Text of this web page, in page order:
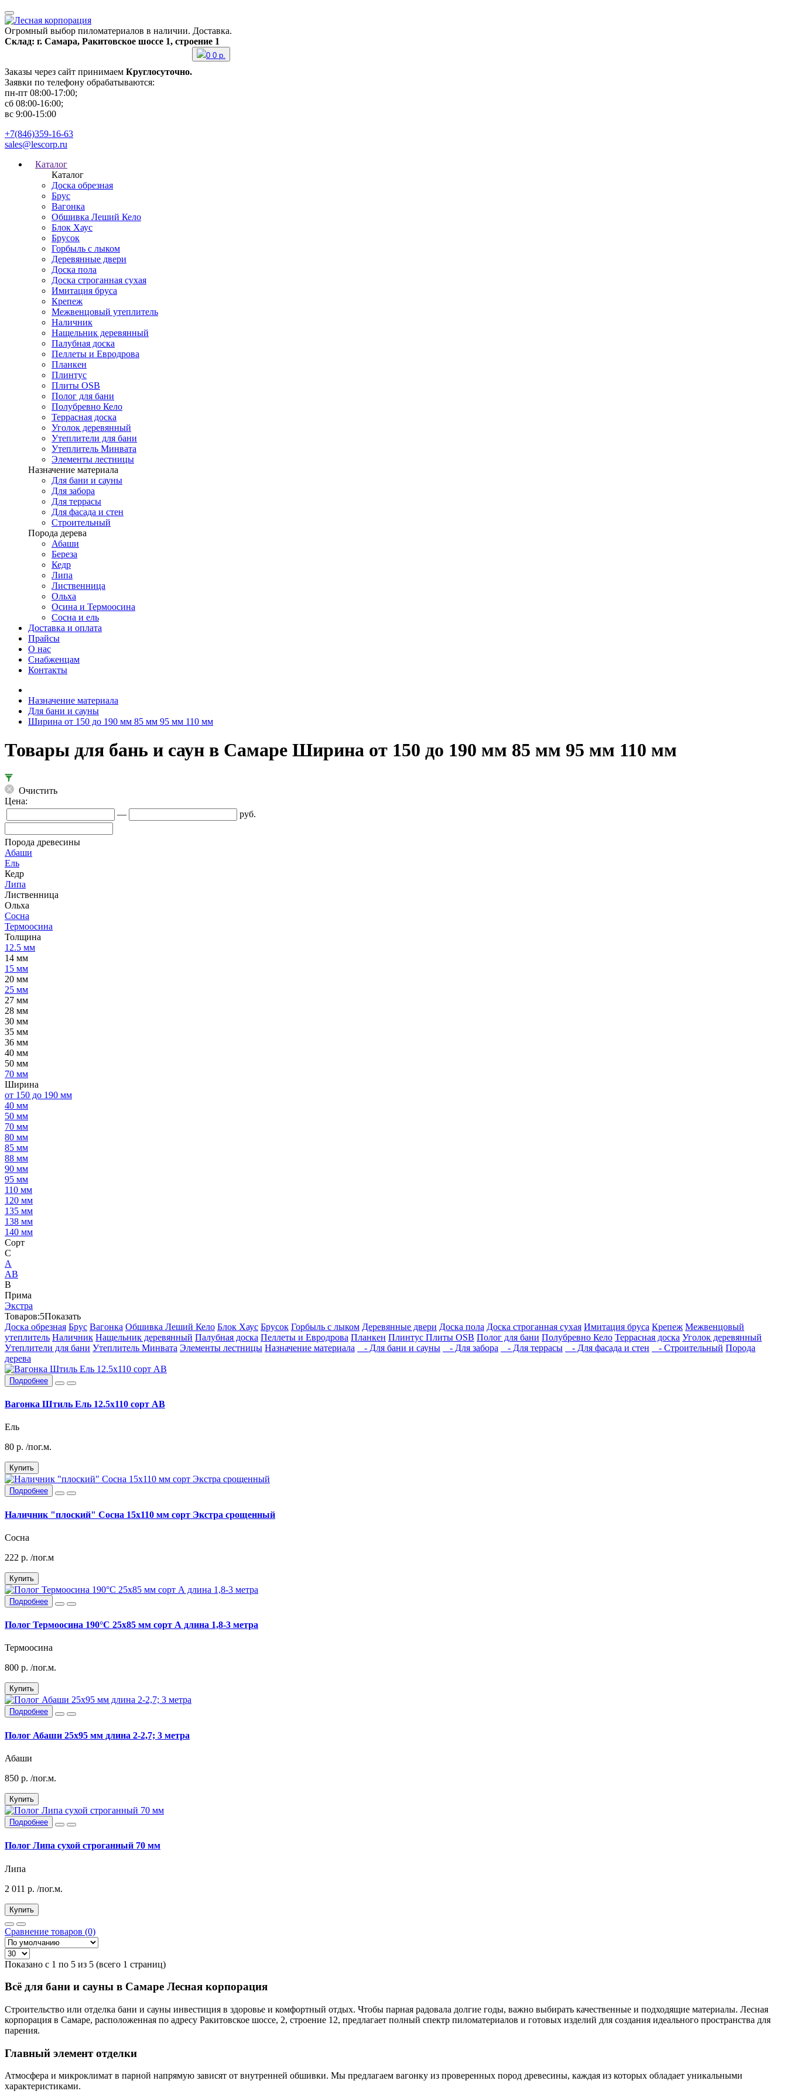
Огромный выбор пиломатериалов в наличии. Доставка.
Склад: г. Самара, Ракитовское шоссе 1, строение 1
Заказы через сайт принимаем Круглосуточно.
Заявки по телефону обрабатываются:
пн-пт 08:00-17:00;
сб 08:00-16:00;
вс 9:00-15:00
0 0 р.
+7(846)359-16-63
sales@lescorp.ru
Каталог
Каталог
Доска обрезная
Брус
Вагонка
Обшивка Леший Кело
Блок Хаус
Брусок
Горбыль с лыком
Деревянные двери
Доска пола
Доска строганная сухая
Имитация бруса
Крепеж
Межвенцовый утеплитель
Наличник
Нащельник деревянный
Палубная доска
Пеллеты и Евродрова
Планкен
Плинтус
Плиты OSB
Полог для бани
Полубревно Кело
Террасная доска
Уголок деревянный
Утеплители для бани
Утеплитель Минвата
Элементы лестницы
Назначение материала
Для бани и сауны
Для забора
Для террасы
Для фасада и стен
Строительный
Порода дерева
Абаши
Береза
Кедр
Липа
Лиственница
Ольха
Осина и Термоосина
Сосна и ель
Доставка и оплата
Прайсы
О нас
Снабженцам
Контакты
Назначение материала
Для бани и сауны
Ширина от 150 до 190 мм 85 мм 95 мм 110 мм
Товары для бань и саун в Самаре Ширина от 150 до 190 мм 85 мм 95 мм 110 мм
Очистить
Цена:
—
руб.
Порода древесины
Абаши
Ель
Кедр
Липа
Лиственница
Ольха
Сосна
Термоосина
Толщина
12.5 мм
14 мм
15 мм
20 мм
25 мм
27 мм
28 мм
30 мм
35 мм
36 мм
40 мм
50 мм
70 мм
Ширина
от 150 до 190 мм
40 мм
50 мм
70 мм
80 мм
85 мм
88 мм
90 мм
95 мм
110 мм
120 мм
135 мм
138 мм
140 мм
Сорт
C
А
АВ
В
Прима
Экстра
Товаров:5Показать
Доска обрезная Брус Вагонка Обшивка Леший Кело Блок Хаус Брусок Горбыль с лыком Деревянные двери Доска пола Доска строганная сухая Имитация бруса Крепеж Межвенцовый
утеплитель Наличник Нащельник деревянный Палубная доска Пеллеты и Евродрова Планкен Плинтус Плиты OSB Полог для бани Полубревно Кело Террасная доска Уголок деревянный
Утеплители для бани Утеплитель Минвата Элементы лестницы Назначение материала - Для бани и сауны - Для забора - Для террасы - Для фасада и стен - Строительный Порода
дерева
Подробнее
Вагонка Штиль Ель 12.5х110 сорт АВ
Ель
80 р. /пог.м.
Купить
Подробнее
Наличник "плоский" Сосна 15х110 мм сорт Экстра срощенный
Сосна
222 р. /пог.м
Купить
Подробнее
Полог Термоосина 190°C 25х85 мм сорт А длина 1,8-3 метра
Термоосина
800 р. /пог.м.
Купить
Подробнее
Полог Абаши 25х95 мм длина 2-2,7; 3 метра
Абаши
850 р. /пог.м.
Купить
Подробнее
Полог Липа сухой строганный 70 мм
Липа
2 011 р. /пог.м.
Купить
Сравнение товаров (0)
Показано с 1 по 5 из 5 (всего 1 страниц)
Всё для бани и сауны в Самаре Лесная корпорация
Строительство или отделка бани и сауны инвестиция в здоровье и комфортный отдых. Чтобы парная радовала долгие годы, важно выбирать качественные и подходящие материалы. Лесная
корпорация в Самаре, расположенная по адресу Ракитовское шоссе, 2, строение 12, предлагает полный спектр пиломатериалов и готовых изделий для создания идеального пространства для
парения.
Главный элемент отделки
Атмосфера и микроклимат в парной напрямую зависят от внутренней обшивки. Мы предлагаем вагонку из проверенных пород древесины, каждая из которых обладает уникальными
характеристиками.